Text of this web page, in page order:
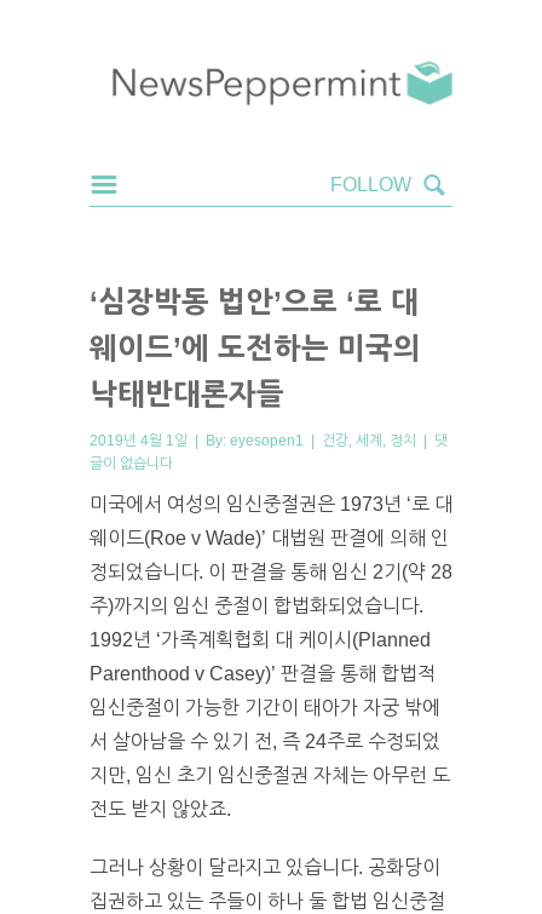
‘심장박동 법안’으로 ‘로 대
웨이드’에 도전하는 미국의
낙태반대론자들
2019년 4월 1일 | By: eyesopen1 | 건강 세계 정치 | 댓
글이 없습니다
미국에서 여성의 임신중절권은 1973년 ‘로 대
웨이드(Roe v Wade)’ 대법원 판결에 의해 인
정되었습니다. 이 판결을 통해 임신 2기(약 28
주)까지의 임신 중절이 합법화되었습니다.
1992년 ‘가족계획협회 대 케이시(Planned
Parenthood v Casey)’ 판결을 통해 합법적
임신중절이 가능한 기간이 태아가 자궁 밖에
서 살아남을 수 있기 전, 즉 24주로 수정되었
지만, 임신 초기 임신중절권 자체는 아무런 도
전도 받지 않았죠.
그러나 상황이 달라지고 있습니다. 공화당이
집권하고 있는 주들이 하나 둘 합법 임신중절